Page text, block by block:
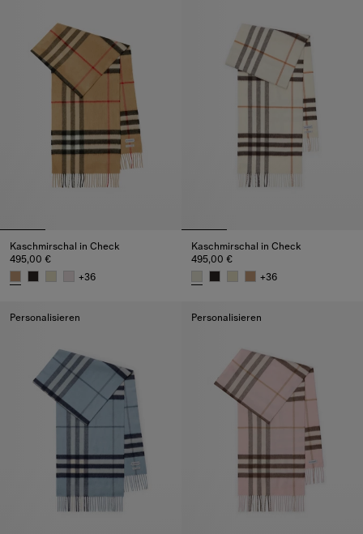
Kaschmirschal in Check
495,00 €
+36
Kaschmirschal in Check
495,00 €
+36
Personalisieren Personalisieren